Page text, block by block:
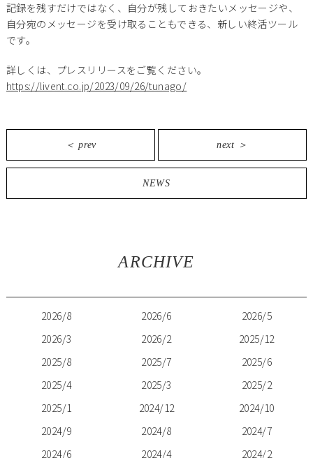
記録を残すだけではなく、自分が残しておきたいメッセージや、
自分宛のメッセージを受け取ることもできる、新しい終活ツール
です。
詳しくは、プレスリリースをご覧ください。
https://livent.co.jp/2023/09/26/tunago/
＜ prev next ＞
NEWS
ARCHIVE
2026/8 2026/6
2026/5
2026/3
2026/2
2025/12
2025/8
2025/7
2025/6
2025/4
2025/3
2025/2
2025/1
2024/12
2024/10
2024/9
2024/8
2024/7
2024/6
2024/4
2024/2